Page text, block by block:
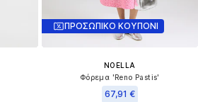
ΠΡΟΣΩΠΙΚΟ ΚΟΥΠΟΝΙ
NOELLA
Φόρεμα 'Reno Pastis'
67,91 €